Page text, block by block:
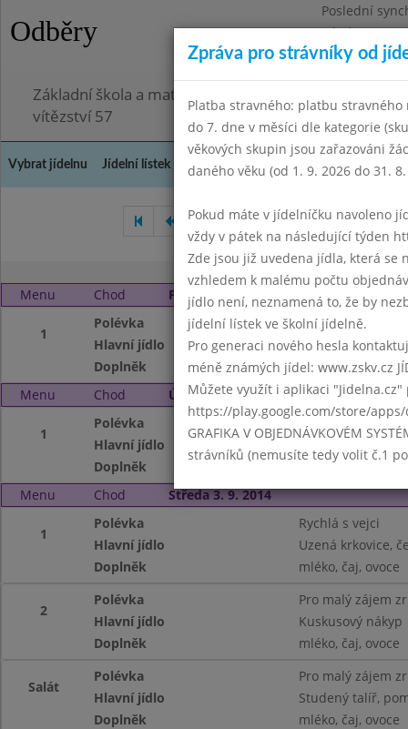
Odběry
Poslední
Pátek
Omezení
Základní škola a mateřská škola Chodov, Praha 4,
vítězství 57
Vybrat jídelnu Jídelní lístek Historie Kontakty a informace
Červen 2014 Srpen 2014
Menu Chod Pondělí 1. 9. 2014
1
Polévka
Bramborová
Hlavní jídlo
Vepřový guláš,
Doplněk
mléko, čaj, ovoce
Menu
Chod Úterý 2. 9. 2014
1
Polévka
Vývar s noky
Hlavní jídlo
Doplněk
mléko, čaj, zelný
Menu
Chod Středa 3. 9. 2014
1
Polévka
Rychlá s vejci
Hlavní jídlo
Uzená krkovice,
Doplněk
mléko, čaj, ovoce
2
Polévka
Pro malý zájem
Hlavní jídlo
Kuskusový nákyp
Doplněk
mléko, čaj, ovoce
Salát
Polévka
Pro malý zájem
Hlavní jídlo
Studený talíř,
Doplněk
mléko, čaj, ovoce
Zpráva pro strávníky od
Platba stravného: platbu stravného
do 7. dne v měsíci dle kategorie
věkových skupin jsou zařazováni
daného věku (od 1. 9. 2026 do 31.
Pokud máte v jídelníčku navoleno
vždy v pátek na následující týden
Zde jsou již uvedena jídla, která se
vzhledem k malému počtu
jídlo není, neznamená to, že by
jídelní lístek ve školní jídelně.
Pro generaci nového hesla
méně známých jídel: www.zskv.cz
Můžete využít i aplikaci
https://play.google.com/store/
GRAFIKA V OBJEDNÁVKOVÉM
strávníků (nemusíte tedy volit č.1